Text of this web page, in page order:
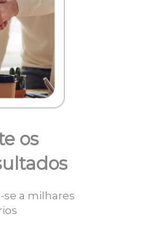
os
se a milhares